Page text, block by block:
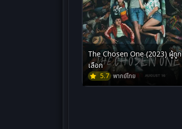
The Chosen One (2023) ผู้ถูก
เลือก
5.7 พากย์ไทย